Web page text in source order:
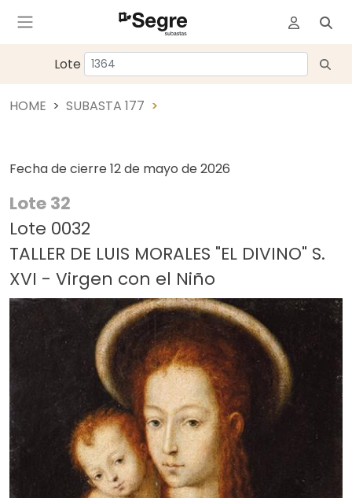
Lote
HOME SUBASTA 177
Fecha de cierre 12 de mayo de 2026
Lote 32
Lote 0032
TALLER DE LUIS MORALES "EL DIVINO" S.
XVI - Virgen con el Niño